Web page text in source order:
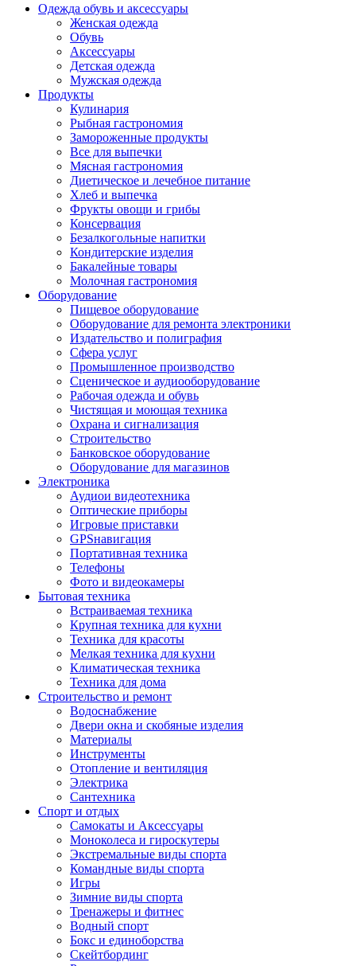
Одежда обувь и аксессуары
Женская одежда
Обувь
Аксессуары
Детская одежда
Мужская одежда
Продукты
Кулинария
Рыбная гастрономия
Замороженные продукты
Все для выпечки
Мясная гастрономия
Диетическое и лечебное питание
Хлеб и выпечка
Фрукты овощи и грибы
Консервация
Безалкогольные напитки
Кондитерские изделия
Бакалейные товары
Молочная гастрономия
Оборудование
Пищевое оборудование
Оборудование для ремонта электроники
Издательство и полиграфия
Сфера услуг
Промышленное производство
Сценическое и аудиооборудование
Рабочая одежда и обувь
Чистящая и моющая техника
Охрана и сигнализация
Строительство
Банковское оборудование
Оборудование для магазинов
Электроника
Аудиои видеотехника
Оптические приборы
Игровые приставки
GPSнавигация
Портативная техника
Телефоны
Фото и видеокамеры
Бытовая техника
Встраиваемая техника
Крупная техника для кухни
Техника для красоты
Мелкая техника для кухни
Климатическая техника
Техника для дома
Строительство и ремонт
Водоснабжение
Двери окна и скобяные изделия
Материалы
Инструменты
Отопление и вентиляция
Электрика
Сантехника
Спорт и отдых
Самокаты и Аксессуары
Моноколеса и гироскутеры
Экстремальные виды спорта
Командные виды спорта
Игры
Зимние виды спорта
Тренажеры и фитнес
Водный спорт
Бокс и единоборства
Скейтбординг